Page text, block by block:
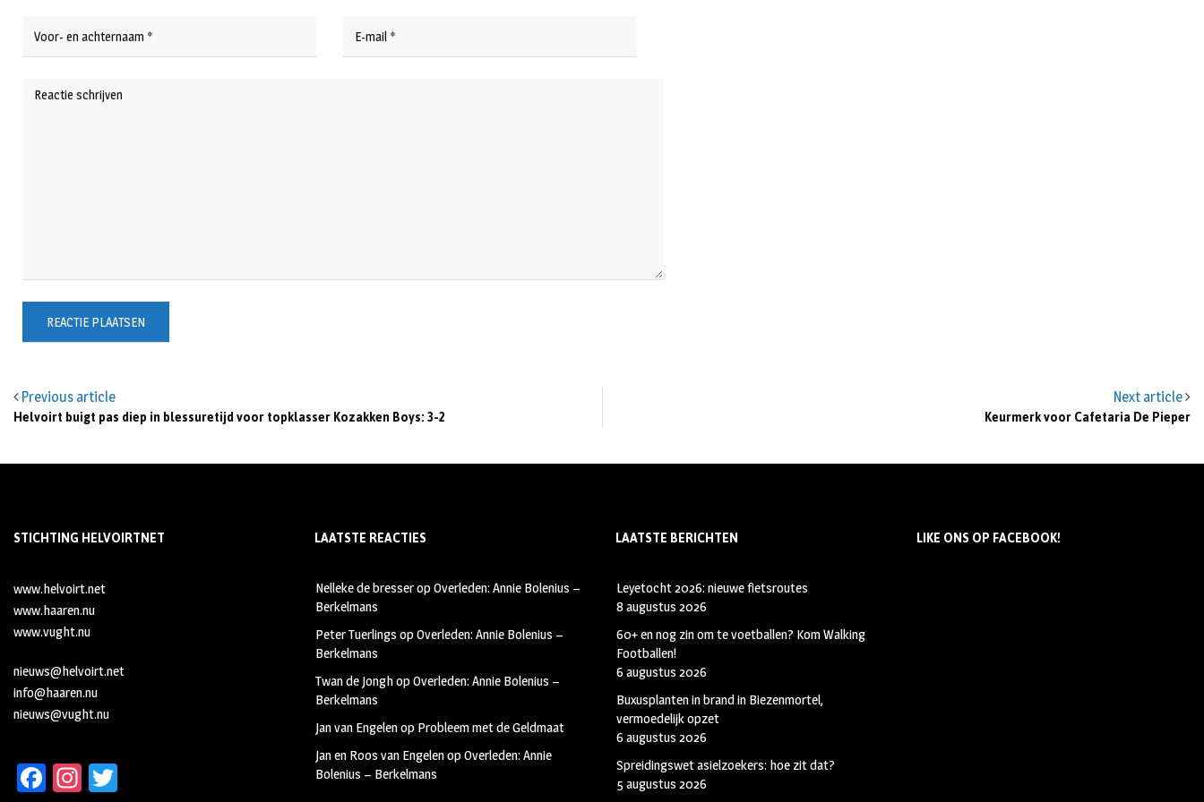
Previous article
Helvoirt buigt pas diep in blessuretijd voor topklasser Kozakken Boys: 3-2
Next article
Keurmerk voor Cafetaria De Pieper
STICHTING HELVOIRTNET
www.helvoirt.net
www.haaren.nu
www.vught.nu
nieuws@helvoirt.net
info@haaren.nu
nieuws@vught.nu
Fa In
LAATSTE REACTIES
Nelleke de bresseropOverleden: Annie Bolenius –
Berkelmans
Peter Tuerlings opOverleden: Annie Bolenius –
Berkelmans
Twan de JonghopOverleden: Annie Bolenius –
Berkelmans
Jan van Engelenop Probleem met de Geldmaat
Jan en Roos van EngelenopOverleden: Annie
Bolenius – Berkelmans
LAATSTE BERICHTEN
Leyetocht 2026: nieuwe fietsroutes
8 augustus 2026
60+ en nog zin om te voetballen? Kom Walking
Footballen!
6 augustus 2026
Buxusplanten in brand in Biezenmortel,
vermoedelijk opzet
6 augustus 2026
Spreidingswet asielzoekers: hoe zit dat?
5 augustus 2026
LIKE ONS OP FACEBOOK!